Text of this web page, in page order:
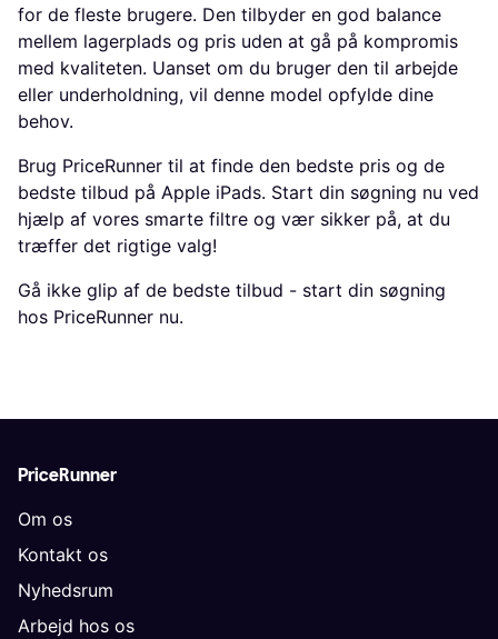
for de fleste brugere. Den tilbyder en god balance
mellem lagerplads og pris uden at gå på kompromis
med kvaliteten. Uanset om du bruger den til arbejde
eller underholdning, vil denne model opfylde dine
behov.
Brug PriceRunner til at finde den bedste pris og de
bedste tilbud på Apple iPads. Start din søgning nu ved
hjælp af vores smarte filtre og vær sikker på, at du
træffer det rigtige valg!
Gå ikke glip af de bedste tilbud - start din søgning
hos PriceRunner nu.
PriceRunner
Om os
Kontakt os
Nyhedsrum
Arbejd hos os